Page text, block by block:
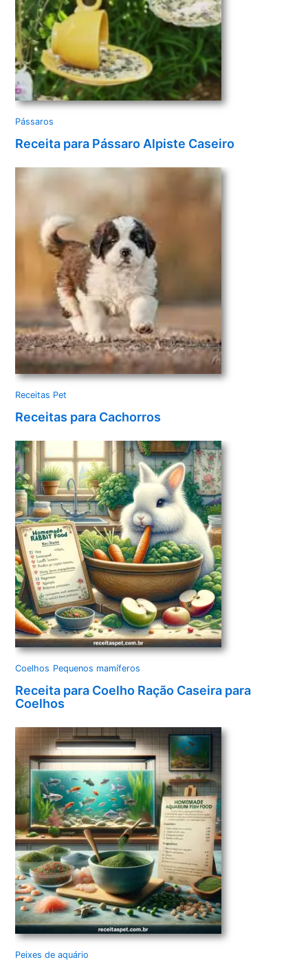
Pássaros
Receita para Pássaro Alpiste Caseiro
Receitas Pet
Receitas para Cachorros
Coelhos Pequenos mamíferos
Receita para Coelho Ração Caseira para
Coelhos
Peixes de aquário